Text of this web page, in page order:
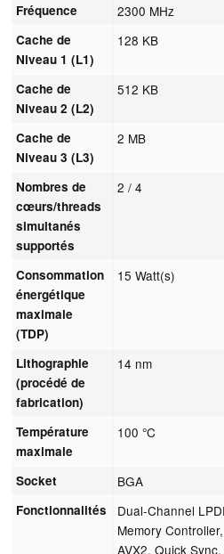
Fréquence 2300 MHz
Cache de
Niveau 1 (L1)
128 KB
Cache de
Niveau 2 (L2)
512 KB
Cache de
Niveau 3 (L3)
2 MB
Nombres de
cœurs/threads
simultanés
supportés
2 / 4
Consommation
énergétique
maximale
(TDP)
15 Watt(s)
Lithographie
(procédé de
fabrication)
14 nm
Température
maximale
100 °C
Socket BGA
Fonctionnalités
Dual-Channel
Memory
AVX2, Quick